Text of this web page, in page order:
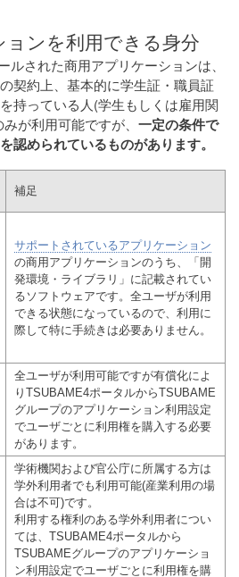
ンを利用できる身分
された商用アプリケーションは、
契約上、基本的に学生証・職員証
持っている人(学生もしくは雇用関
が利用可能ですが、 一定の条件で
認められているものがあります。
補足
サポートされているアプリケーション
の商用アプリケーションのうち、「開
発環境・ライブラリ」に記載されてい
るソフトウェアです。全ユーザが利用
できる状態になっているので、利用に
際して特に手続きは必要ありません。
全ユーザが利用可能ですが有償化によ
りTSUBAME4ポータルからTSUBAME
グループのアプリケーション利用設定
でユーザごとに利用権を購入する必要
があります。
学術機関および官公庁に所属する方は
学外利用者でも利用可能(産業利用の場
合は不可)です。
利用する権利のある学外利用者につい
ては、TSUBAME4ポータルから
TSUBAMEグループのアプリケーショ
ン利用設定でユーザごとに利用権を購